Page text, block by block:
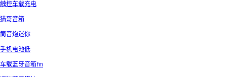
触控车载充电
猫哥音箱
筒音炮迷你
手机电池低
车载蓝牙音箱fm